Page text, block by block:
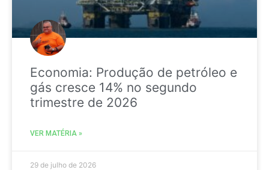
Economia: Produção de petróleo e
gás cresce 14% no segundo
trimestre de 2026
VER MATÉRIA »
29 de julho de 2026